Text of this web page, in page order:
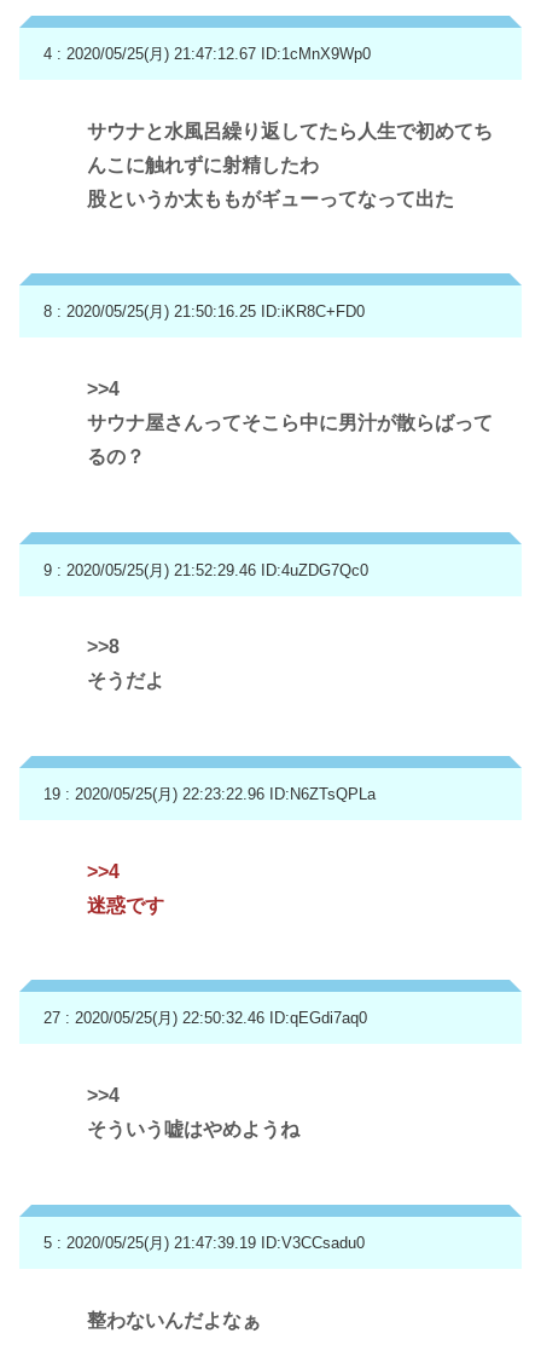
4 : 2020/05/25(月) 21:47:12.67 ID:1cMnX9Wp0
サウナと水風呂繰り返してたら人生で初めてち
んこに触れずに射精したわ
股というか太ももがギューってなって出た
8 : 2020/05/25(月) 21:50:16.25 ID:iKR8C+FD0
>>4
サウナ屋さんってそこら中に男汁が散らばって
るの？
9 : 2020/05/25(月) 21:52:29.46 ID:4uZDG7Qc0
>>8
そうだよ
19 : 2020/05/25(月) 22:23:22.96 ID:N6ZTsQPLa
>>4
迷惑です
27 : 2020/05/25(月) 22:50:32.46 ID:qEGdi7aq0
>>4
そういう嘘はやめようね
5 : 2020/05/25(月) 21:47:39.19 ID:V3CCsadu0
整わないんだよなぁ